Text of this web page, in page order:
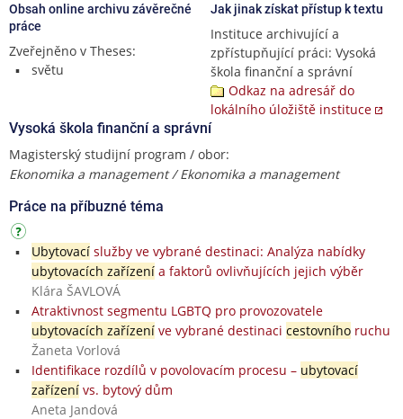
Obsah online archivu závěrečné
práce
Zveřejněno v Theses:
světu
Jak jinak získat přístup k textu
Instituce archivující a
zpřístupňující práci: Vysoká
škola finanční a správní
Odkaz na adresář do
lokálního úložiště instituce
Vysoká škola finanční a správní
Magisterský studijní program / obor:
Ekonomika a management / Ekonomika a management
Práce na příbuzné téma
Ubytovacíslužby ve vybrané destinaci: Analýza nabídky
ubytovacích zařízenía faktorů ovlivňujících jejich výběr
Klára ŠAVLOVÁ
Atraktivnost segmentu LGBTQ pro provozovatele
ubytovacích zařízeníve vybrané destinaci cestovníhoruchu
Žaneta Vorlová
Identifikace rozdílů v povolovacím procesu – ubytovací
zařízenívs. bytový dům
Aneta Jandová